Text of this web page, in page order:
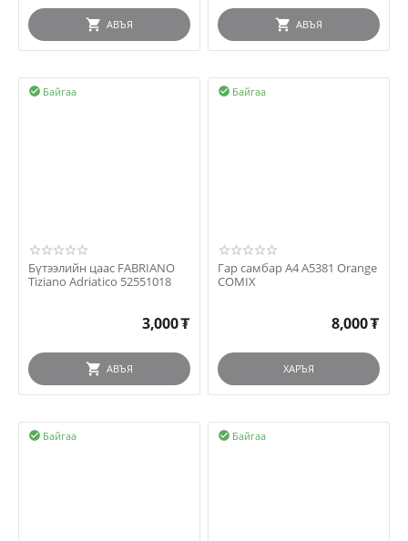
АВЪЯ АВЪЯ
Байгаа

Бүтээлийн цаас FABRIANO
Tiziano Adriatico 52551018
3,000₮
АВЪЯ
Байгаа

Гар самбар А4 A5381 Orange
COMIX
8,000₮
ХАРЪЯ
Байгаа
 Байгаа
